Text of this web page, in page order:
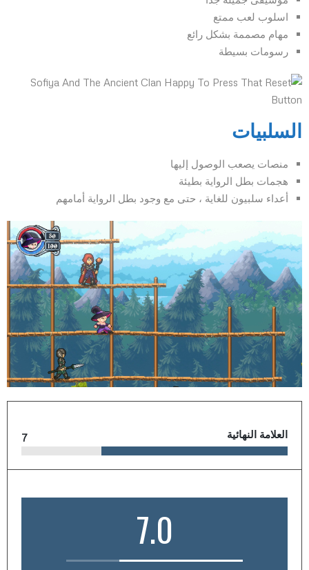
اسلوب لعب ممتع
مهام مصممة بشكل رائع
رسومات بسيطة
السلبيات
منصات يصعب الوصول إليها
هجمات بطل الرواية بطيئة
أعداء سلبيون للغاية ، حتى مع وجود بطل الرواية أمامهم
العلامة النهائية 7
7.0